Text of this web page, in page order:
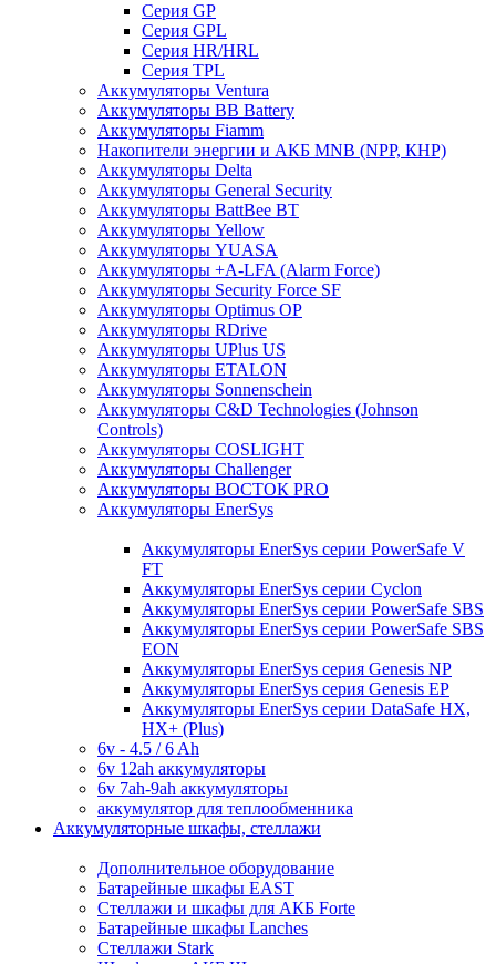
Cерия GP
Серия GPL
Серия HR/HRL
Серия TPL
Аккумуляторы Ventura
Аккумуляторы BB Battery
Аккумуляторы Fiamm
Накопители энергии и АКБ MNB (NPP, КНР)
Аккумуляторы Delta
Аккумуляторы General Security
Аккумуляторы BattBee BT
Аккумуляторы Yellow
Аккумуляторы YUASA
Аккумуляторы +A-LFA (Alarm Force)
Аккумуляторы Security Force SF
Аккумуляторы Optimus OP
Аккумуляторы RDrive
Аккумуляторы UPlus US
Аккумуляторы ETALON
Аккумуляторы Sonnenschein
Аккумуляторы С&D Technologies (Johnson
Controls)
Аккумуляторы COSLIGHT
Аккумуляторы Challenger
Аккумуляторы ВОСТОК PRO
Аккумуляторы EnerSys
Аккумуляторы EnerSys серии PowerSafe V
FT
Аккумуляторы EnerSys серии Cyclon
Аккумуляторы EnerSys серии PowerSafe SBS
Аккумуляторы EnerSys серии PowerSafe SBS
EON
Аккумуляторы EnerSys серия Genesis NP
Аккумуляторы EnerSys серия Genesis EP
Аккумуляторы EnerSys серии DataSafe HX,
HX+ (Plus)
6v - 4.5 / 6 Ah
6v 12ah аккумуляторы
6v 7ah-9ah аккумуляторы
аккумулятор для теплообменника
Аккумуляторные шкафы, стеллажи
Дополнительное оборудование
Батарейные шкафы EAST
Стеллажи и шкафы для АКБ Forte
Батарейные шкафы Lanches
Стеллажи Stark